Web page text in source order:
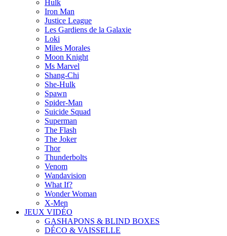
Hulk
Iron Man
Justice League
Les Gardiens de la Galaxie
Loki
Miles Morales
Moon Knight
Ms Marvel
Shang-Chi
She-Hulk
Spawn
Spider-Man
Suicide Squad
Superman
The Flash
The Joker
Thor
Thunderbolts
Venom
Wandavision
What If?
Wonder Woman
X-Men
JEUX VIDÉO
GASHAPONS & BLIND BOXES
DÉCO & VAISSELLE